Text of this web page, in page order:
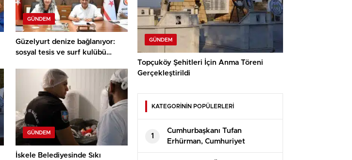
GÜNDEM
Güzelyurt denize bağlanıyor:
sosyal tesis ve surf kulübü
imzalandı
GÜNDEM
İskele Belediyesinde Sıkı
GÜNDEM
Topçuköy Şehitleri İçin Anma Töreni
Gerçekleştirildi
KATEGORİNİN POPÜLERLERİ
1
Cumhurbaşkanı Tufan
Erhürman, Cumhuriyet
Güvenlik Kurulu’nu Topladı